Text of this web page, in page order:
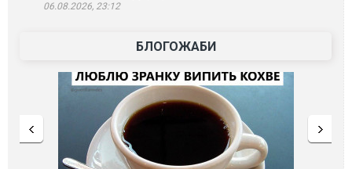
06.08.2026, 23:12
БЛОГОЖАБИ